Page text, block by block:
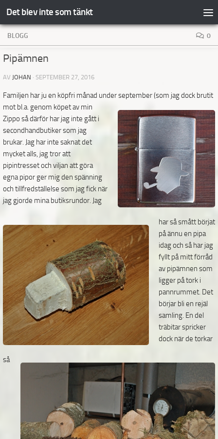
Hoppa till innehåll
Det blev inte som tänkt
BLOGG 0
Pipämnen
AV JOHAN · SEPTEMBER 27, 2016
Familjen har ju en köpfri månad under september (som jag dock brutit
mot bl.a. genom köpet av min
Zippo så därför har jag inte gått i
secondhandbutiker som jag
brukar. Jag har inte saknat det
mycket alls, jag tror att
pipintresset och viljan att göra
egna pipor ger mig den spänning
och tillfredställelse som jag fick när
jag gjorde mina butiksrundor. Jag
har så smått börjat
på ännu en pipa
idag och så har jag
fyllt på mitt förråd
av pipämnen som
ligger på tork i
pannrummet. Det
börjar bli en rejäl
samling. En del
träbitar spricker
dock när de torkar
så